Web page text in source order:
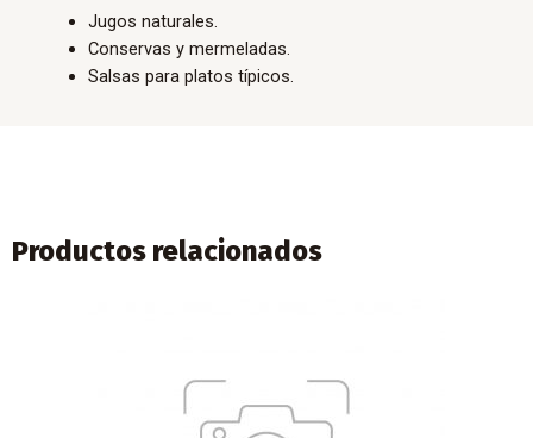
Jugos naturales.
Conservas y mermeladas.
Salsas para platos típicos.
Productos relacionados